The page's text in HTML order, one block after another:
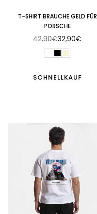
T-SHIRT BRAUCHE GELD FÜR
PORSCHE
Normaler
Preis
42,90€32,90€
SCHNELLKAUF